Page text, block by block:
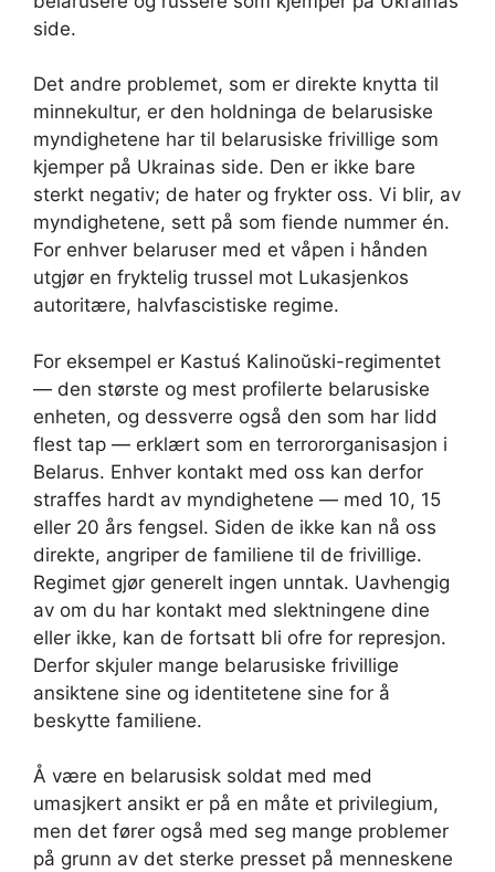
side.
Det andre problemet, som er direkte knytta til
minnekultur, er den holdninga de belarusiske
myndighetene har til belarusiske frivillige som
kjemper på Ukrainas side. Den er ikke bare
sterkt negativ; de hater og frykter oss. Vi blir, av
myndighetene, sett på som fiende nummer én.
For enhver belaruser med et våpen i hånden
utgjør en fryktelig trussel mot Lukasjenkos
autoritære, halvfascistiske regime.
For eksempel er Kastuś Kalinoŭski-regimentet
— den største og mest profilerte belarusiske
enheten, og dessverre også den som har lidd
flest tap — erklært som en terrororganisasjon i
Belarus. Enhver kontakt med oss kan derfor
straffes hardt av myndighetene — med 10, 15
eller 20 års fengsel. Siden de ikke kan nå oss
direkte, angriper de familiene til de frivillige.
Regimet gjør generelt ingen unntak. Uavhengig
av om du har kontakt med slektningene dine
eller ikke, kan de fortsatt bli ofre for represjon.
Derfor skjuler mange belarusiske frivillige
ansiktene sine og identitetene sine for å
beskytte familiene.
Å være en belarusisk soldat med med
umasjkert ansikt er på en måte et privilegium,
men det fører også med seg mange problemer
på grunn av det sterke presset på menneskene